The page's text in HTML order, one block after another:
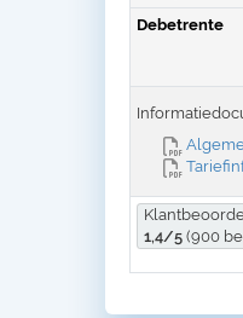
Debetrente
1,4/5 (900